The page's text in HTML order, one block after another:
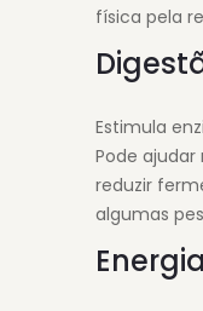
física pela
Estimula
Pode
reduzir
algumas